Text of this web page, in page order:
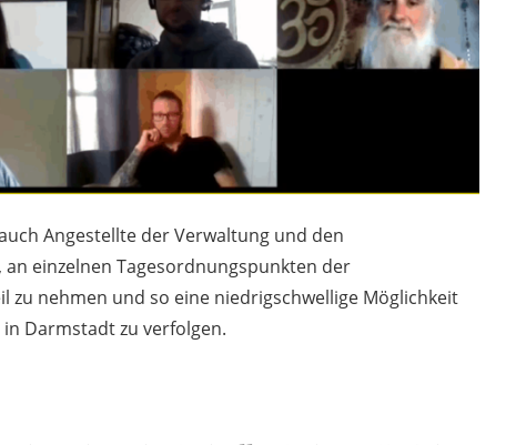
Angestellte der Verwaltung und den
einzelnen Tagesordnungspunkten der
nehmen und so eine niedrigschwellige Möglichkeit
Darmstadt zu verfolgen.